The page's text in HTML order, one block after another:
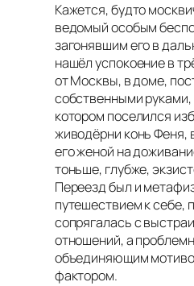
Кажется, будто
ведомый особым
загонявшим его в
нашёл успокоение в
от Москвы, в доме,
собственными руками,
котором поселился
живодёрни конь Феня,
его женой на
тоньше, глубже,
Переезд был и
путешествием к себе,
сопрягалась с
отношений, а
объединяющим
фактором.